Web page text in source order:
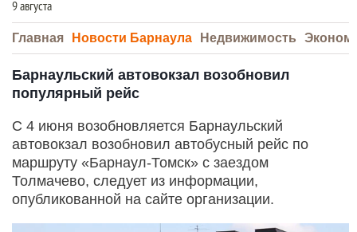
9 августа
Главная Новости Барнаула Недвижимость
Барнаульский автовокзал возобновил
популярный рейс
С 4 июня возобновляется Барнаульский
автовокзал возобновил автобусный рейс по
маршруту «Барнаул-Томск» с заездом
Толмачево, следует из информации,
опубликованной на сайте организации.